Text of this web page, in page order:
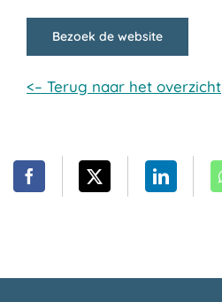
Bezoek de website
<– Terug naar het overzicht